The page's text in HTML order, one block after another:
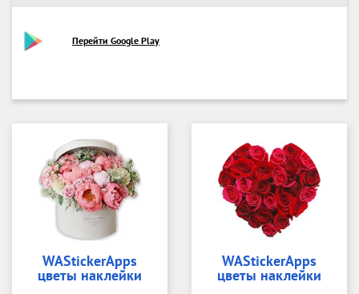
Перейти Google Play
WAStickerApps
цветы наклейки
WAStickerApps
цветы наклейки